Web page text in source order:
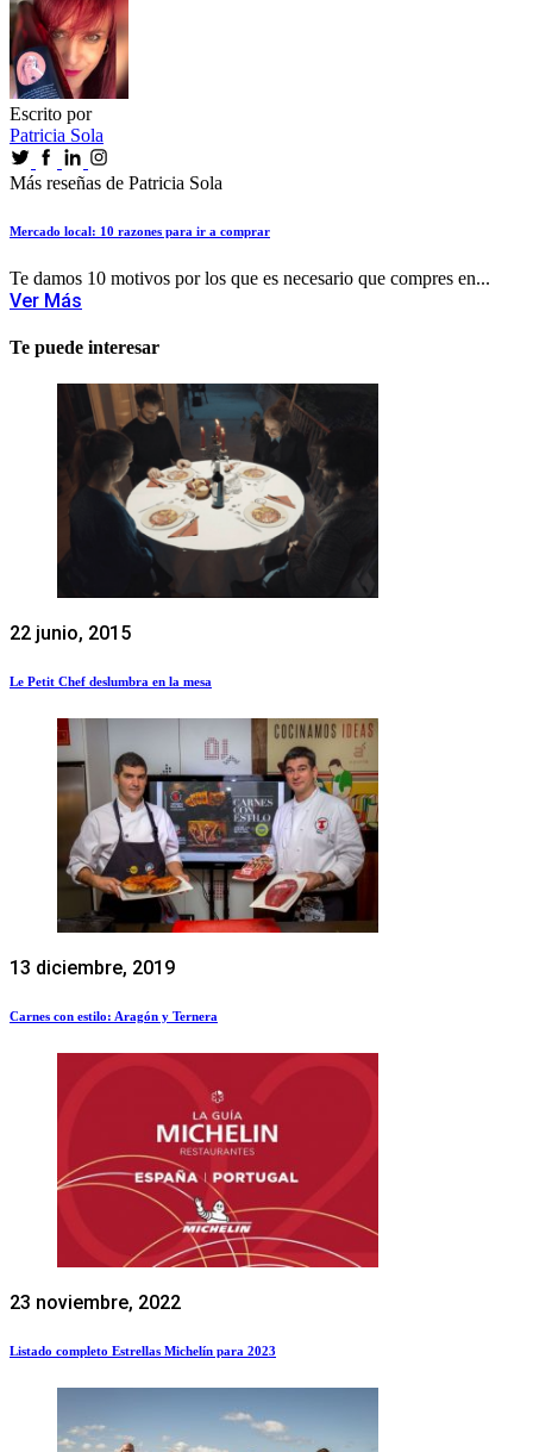
Escrito por
Patricia Sola
Más reseñas de Patricia Sola
Mercado local: 10 razones para ir a comprar
Te damos 10 motivos por los que es necesario que compres en...
Ver Más
Te puede interesar
22 junio, 2015
Le Petit Chef deslumbra en la mesa
13 diciembre, 2019
Carnes con estilo: Aragón y Ternera
23 noviembre, 2022
Listado completo Estrellas Michelín para 2023